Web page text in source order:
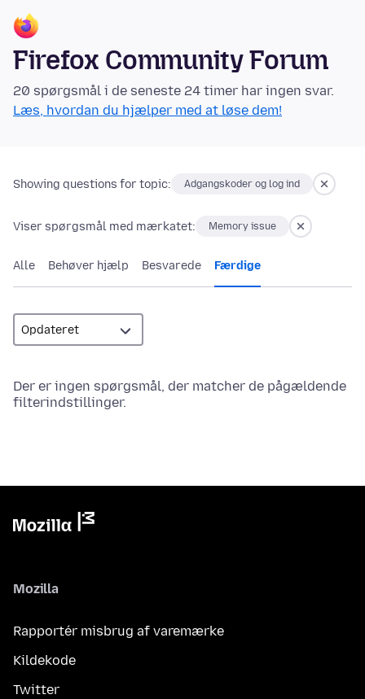
Firefox Community Forum
20 spørgsmål i de seneste 24 timer har ingen svar.
Læs, hvordan du hjælper med at løse dem!
Showing questions for topic: Adgangskoder og log ind
Viser spørgsmål med mærkatet: Memory issue
Alle Behøver hjælp Besvarede Færdige
Der er ingen spørgsmål, der matcher de pågældende
filterindstillinger.
Mozilla
Rapportér misbrug af varemærke
Kildekode
Twitter